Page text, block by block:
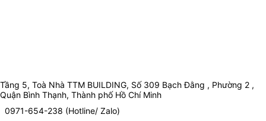
Tầng 5, Toà Nhà TTM BUILDING, Số 309 Bạch Đằng , Phường 2 ,
Quận Bình Thạnh, Thành phố Hồ Chí Minh
0971-654-238 (Hotline/ Zalo)